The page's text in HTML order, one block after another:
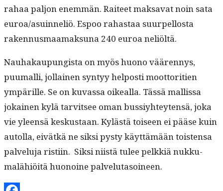
rahaa paljon enem­män. Raiteet mak­sa­vat noin sata
euroa/asuinneliö. Espoo rahas­taa suurpel­losta
raken­nus­maa­mak­suna 240 euroa neliöltä.
Nauhakaupungista on myös huono väären­nys,
puumalli, jol­lainen syn­tyy hel­posti moot­tori­tien
ympärille. Se on kuvas­sa oikeal­la. Tässä mallis­sa
jokainen kylä tarvit­see oman bus­siy­hteyten­sä, joka
vie yleen­sä keskus­taan. Kylästä toiseen ei pääse kuin
autol­la, eivätkä ne sik­si pysty käyt­tämään tois­t­en­sa
palvelu­ja ris­ti­in. Sik­si niistä tulee pelkkiä nukku­
malähiöitä huonoine palvelutasoineen.